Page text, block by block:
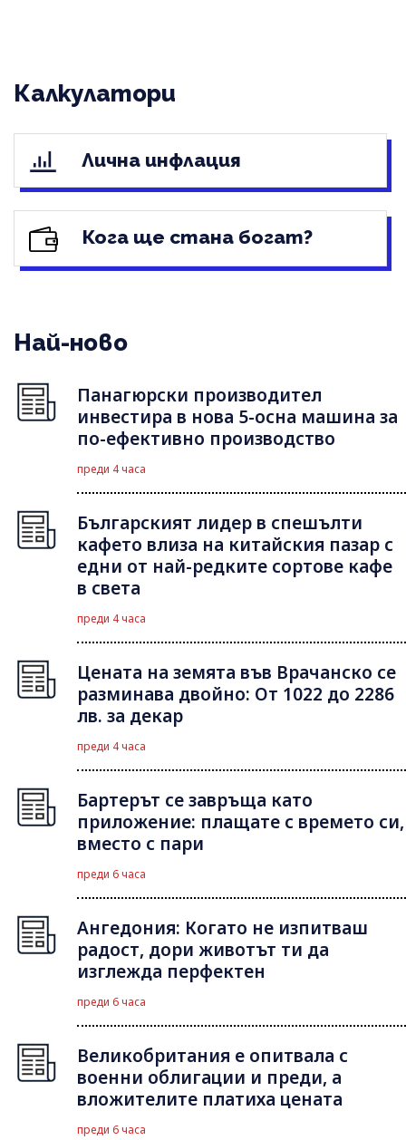
Калкулатори
Лична инфлация
Кога ще стана богат?
Най-ново
Панагюрски производител
инвестира в нова 5-осна машина за
по-ефективно производство
преди 4 часа
Българският лидер в спешълти
кафето влиза на китайския пазар с
едни от най-редките сортове кафе
в света
преди 4 часа
Цената на земята във Врачанско се
разминава двойно: От 1022 до 2286
лв. за декар
преди 4 часа
Бартерът се завръща като
приложение: плащате с времето си,
вместо с пари
преди 6 часа
Ангедония: Когато не изпитваш
радост, дори животът ти да
изглежда перфектен
преди 6 часа
Великобритания е опитвала с
военни облигации и преди, а
вложителите платиха цената
преди 6 часа